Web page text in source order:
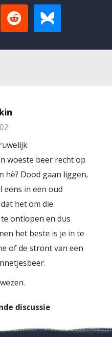
woeste beer recht op
hè? Dood gaan liggen,
eens in een oud
het om die
ontlopen en dus
het beste is je in te
of de stront van een
discussie